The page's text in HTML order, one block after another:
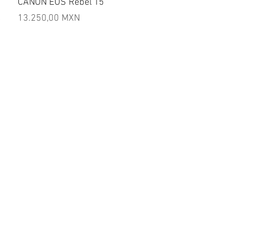
CANON EOS Rebel T5
Precio
13.250,00 MXN